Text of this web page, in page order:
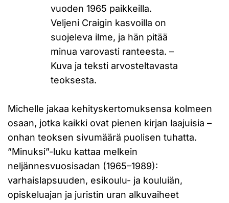
vuoden 1965 paikkeilla.
Veljeni Craigin kasvoilla on
suojeleva ilme, ja hän pitää
minua varovasti ranteesta. –
Kuva ja teksti arvosteltavasta
teoksesta.
Michelle jakaa kehityskertomuksensa kolmeen
osaan, jotka kaikki ovat pienen kirjan laajuisia –
onhan teoksen sivumäärä puolisen tuhatta.
”Minuksi”-luku kattaa melkein
neljännesvuosisadan (1965–1989):
varhaislapsuuden, esikoulu- ja kouluiän,
opiskeluajan ja juristin uran alkuvaiheet